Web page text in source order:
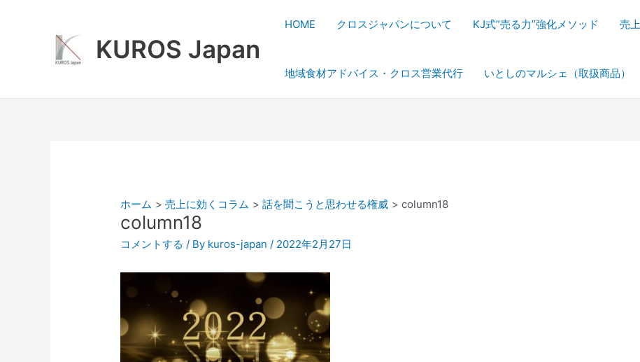
KUROS Japan
HOME クロスジャパンについて KJ式”売る力”強化メソッド 売
地域食材アドバイス・クロス営業代行 いとしのマルシェ（取扱商品）
ホーム 売上に効くコラム 話を聞こうと思わせる権威 column18
column18
コメントする / By kuros-japan/ 2022年2月27日